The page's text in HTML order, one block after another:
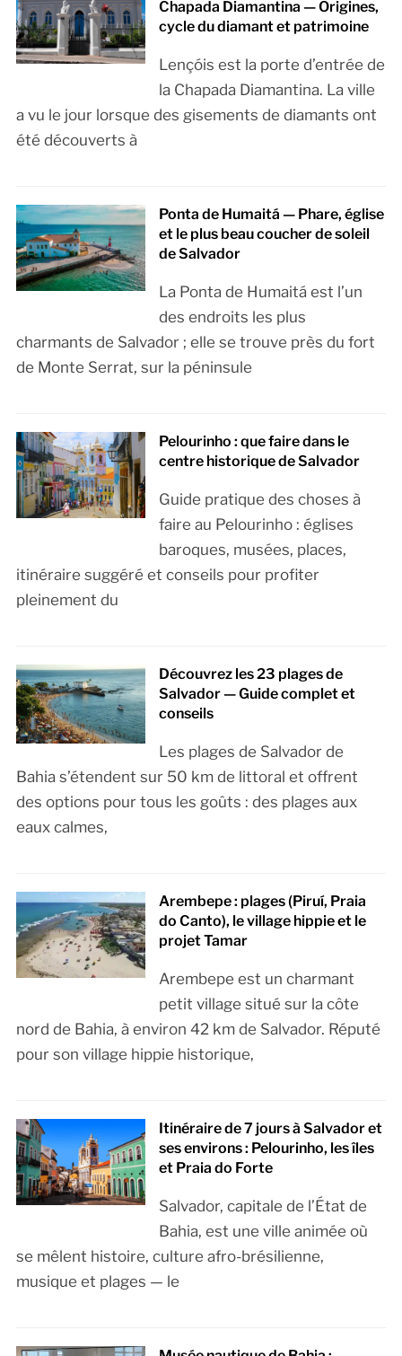
Chapada Diamantina — Origines,
cycle du diamant et patrimoine
Lençóis est la porte d’entrée de
la Chapada Diamantina. La ville
a vu le jour lorsque des gisements de diamants ont
été découverts à
Ponta de Humaitá — Phare, église
et le plus beau coucher de soleil
de Salvador
La Ponta de Humaitá est l’un
des endroits les plus
charmants de Salvador ; elle se trouve près du fort
de Monte Serrat, sur la péninsule
Pelourinho : que faire dans le
centre historique de Salvador
Guide pratique des choses à
faire au Pelourinho : églises
baroques, musées, places,
itinéraire suggéré et conseils pour profiter
pleinement du
Découvrez les 23 plages de
Salvador — Guide complet et
conseils
Les plages de Salvador de
Bahia s’étendent sur 50 km de littoral et offrent
des options pour tous les goûts : des plages aux
eaux calmes,
Arembepe : plages (Piruí, Praia
do Canto), le village hippie et le
projet Tamar
Arembepe est un charmant
petit village situé sur la côte
nord de Bahia, à environ 42 km de Salvador. Réputé
pour son village hippie historique,
Itinéraire de 7 jours à Salvador et
ses environs : Pelourinho, les îles
et Praia do Forte
Salvador, capitale de l’État de
Bahia, est une ville animée où
se mêlent histoire, culture afro-brésilienne,
musique et plages — le